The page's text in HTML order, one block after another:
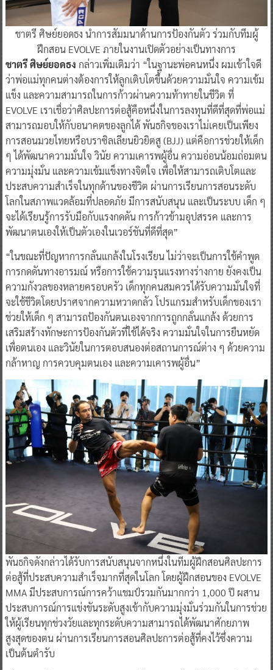
ชาตรี ศิษย์ยอดธง นำการสัมมนาด้านการป้องกันตัว ร่วมกับทีมผู้
ฝึกสอน EVOLVE ภายในงานเปิดตัวอย่างเป็นทางการ
ชาตรี ศิษย์ยอดธง กล่าวเพิ่มเติมว่า “ในฐานะพ่อคนหนึ่ง ผมเข้าใจดี
ว่าพ่อแม่ทุกคนต่างต้องการให้ลูกเติบโตขึ้นด้วยความมั่นใจ ความเข้ม
แข็ง และความสามารถในการก้าวผ่านความท้าทายในชีวิต ที่
EVOLVE เราเชื่อว่าศิลปะการต่อสู้คือหนึ่งในการลงทุนที่ดีที่สุดที่พ่อแม่
สามารถมอบให้กับอนาคตของลูกได้ พันธกิจของเราไม่เคยเป็นเพียง
การสอนมวยไทยหรือบราซิลเลียนยิวยิตสู (BJJ) แต่คือการช่วยให้เด็ก
ๆ ได้พัฒนาความมั่นใจ วินัย ความเคารพผู้อื่น ความอ่อนน้อมถ่อมตน
ความมุ่งมั่น และความเข้มแข็งทางจิตใจ เพื่อให้สามารถเติบโตและ
ประสบความสำเร็จในทุกด้านของชีวิต ผ่านการเรียนการสอนระดับ
โลกในสภาพแวดล้อมที่ปลอดภัย มีการสนับสนุน และเป็นระบบ เด็ก ๆ
จะได้เรียนรู้การรับมือกับแรงกดดัน การก้าวข้ามอุปสรรค และการ
พัฒนาตนเองให้เป็นตัวเองในเวอร์ชันที่ดีที่สุด”
“ในขณะที่ปัญหาการกลั่นแกล้งในโรงเรียน ไม่ว่าจะเป็นการใช้คำพูด
การกดดันทางอารมณ์ หรือการใช้ความรุนแรงทางร่างกาย ยังคงเป็น
ความกังวลของหลายครอบครัว เด็กทุกคนสมควรได้รับความมั่นใจที่
จะใช้ชีวิตโดยปราศจากความหวาดกลัว โปรแกรมสำหรับเด็กของเรา
ช่วยให้เด็ก ๆ สามารถป้องกันตนเองจากการถูกกลั่นแกล้ง ด้วยการ
เสริมสร้างทักษะการป้องกันตัวที่ใช้ได้จริง ความมั่นใจในการยืนหยัด
เพื่อตนเอง และวินัยในการตอบสนองต่อสถานการณ์ต่าง ๆ ด้วยความ
กล้าหาญ การควบคุมตนเอง และความเคารพผู้อื่น”
พันธกิจดังกล่าวได้รับการสนับสนุนจากหนึ่งในทีมผู้ฝึกสอนศิลปะการ
ต่อสู้ที่ประสบความสำเร็จมากที่สุดในโลก โดยผู้ฝึกสอนของ EVOLVE
MMA มีประสบการณ์การคว้าแชมป์รวมกันมากกว่า 1,000 ปี ผสาน
ประสบการณ์การแข่งขันระดับสูงเข้ากับความมุ่งมั่นร่วมกันในการช่วย
ให้ผู้เรียนทุกช่วงวัยและทุกระดับความสามารถได้พัฒนาศักยภาพ
สูงสุดของตน ผ่านการเรียนการสอนศิลปะการต่อสู้ที่คงไว้ซึ่งความ
เป็นต้นตำรับ